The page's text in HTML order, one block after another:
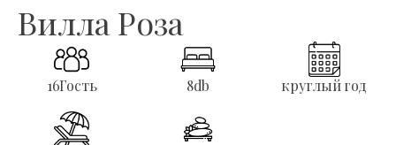
Вилла Роза
16Гость 8db круглый год